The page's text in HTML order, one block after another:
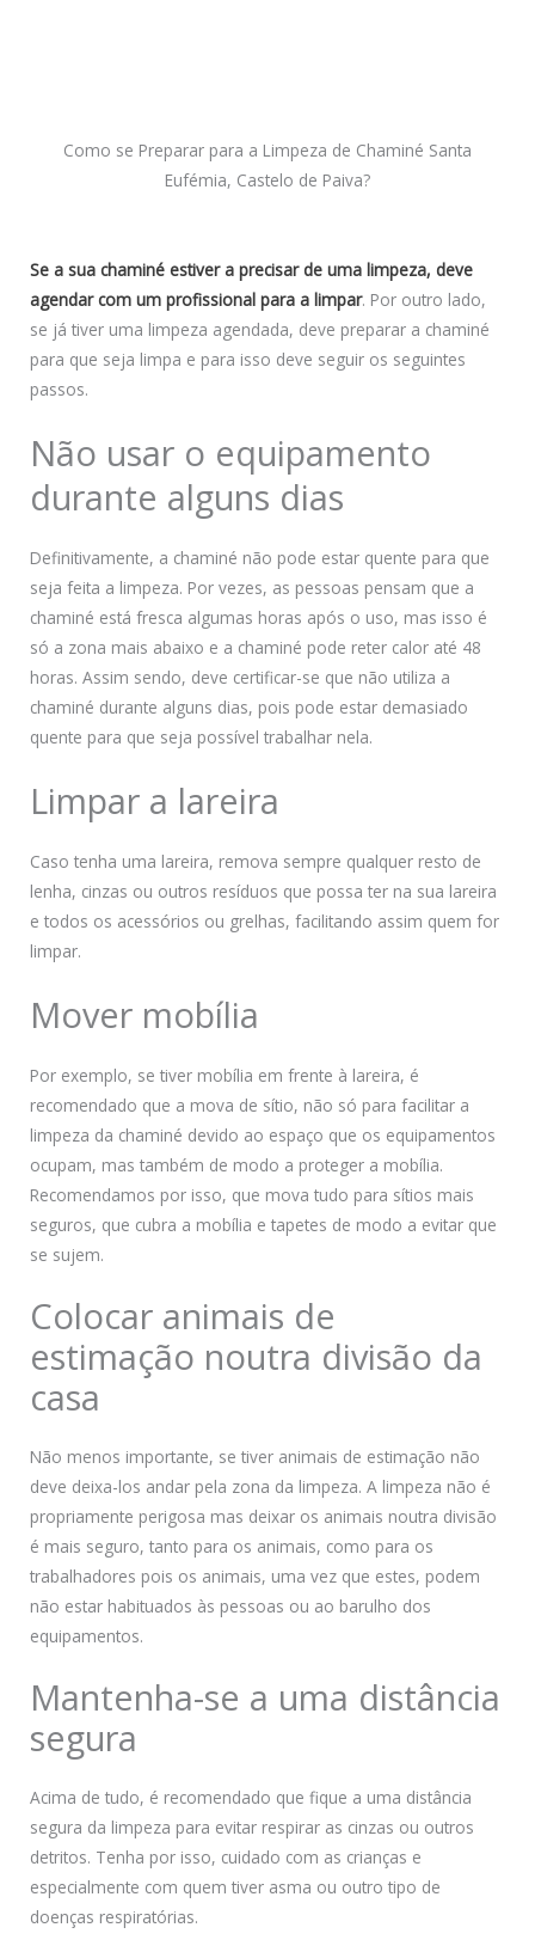
Como se Preparar para a Limpeza de Chaminé Santa
Eufémia, Castelo de Paiva?
Se a sua chaminé estiver a precisar de uma limpeza, deve
agendar com um profissional para a limpar. Por outro lado,
se já tiver uma limpeza agendada, deve preparar a chaminé
para que seja limpa e para isso deve seguir os seguintes
passos.
Não usar o equipamento
durante alguns dias
Definitivamente, a chaminé não pode estar quente para que
seja feita a limpeza. Por vezes, as pessoas pensam que a
chaminé está fresca algumas horas após o uso, mas isso é
só a zona mais abaixo e a chaminé pode reter calor até 48
horas. Assim sendo, deve certificar-se que não utiliza a
chaminé durante alguns dias, pois pode estar demasiado
quente para que seja possível trabalhar nela.
Limpar a lareira
Caso tenha uma lareira, remova sempre qualquer resto de
lenha, cinzas ou outros resíduos que possa ter na sua lareira
e todos os acessórios ou grelhas, facilitando assim quem for
limpar.
Mover mobília
Por exemplo, se tiver mobília em frente à lareira, é
recomendado que a mova de sítio, não só para facilitar a
limpeza da chaminé devido ao espaço que os equipamentos
ocupam, mas também de modo a proteger a mobília.
Recomendamos por isso, que mova tudo para sítios mais
seguros, que cubra a mobília e tapetes de modo a evitar que
se sujem.
Colocar animais de
estimação noutra divisão da
casa
Não menos importante, se tiver animais de estimação não
deve deixa-los andar pela zona da limpeza. A limpeza não é
propriamente perigosa mas deixar os animais noutra divisão
é mais seguro, tanto para os animais, como para os
trabalhadores pois os animais, uma vez que estes, podem
não estar habituados às pessoas ou ao barulho dos
equipamentos.
Mantenha-se a uma distância
segura
Acima de tudo, é recomendado que fique a uma distância
segura da limpeza para evitar respirar as cinzas ou outros
detritos. Tenha por isso, cuidado com as crianças e
especialmente com quem tiver asma ou outro tipo de
doenças respiratórias.